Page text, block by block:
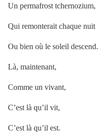
Un permafrost tchernozium,
Qui remonterait chaque nuit
Ou bien où le soleil descend.
Là, maintenant,
Comme un vivant,
C’est là qu’il vit,
C’est là qu’il est.